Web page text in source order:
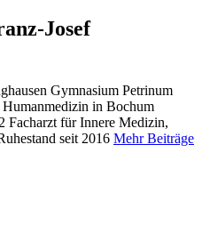
Josef
Gymnasium Petrinum
in Bochum
Facharzt für Innere Medizin,
seit 2016 Mehr Beiträge